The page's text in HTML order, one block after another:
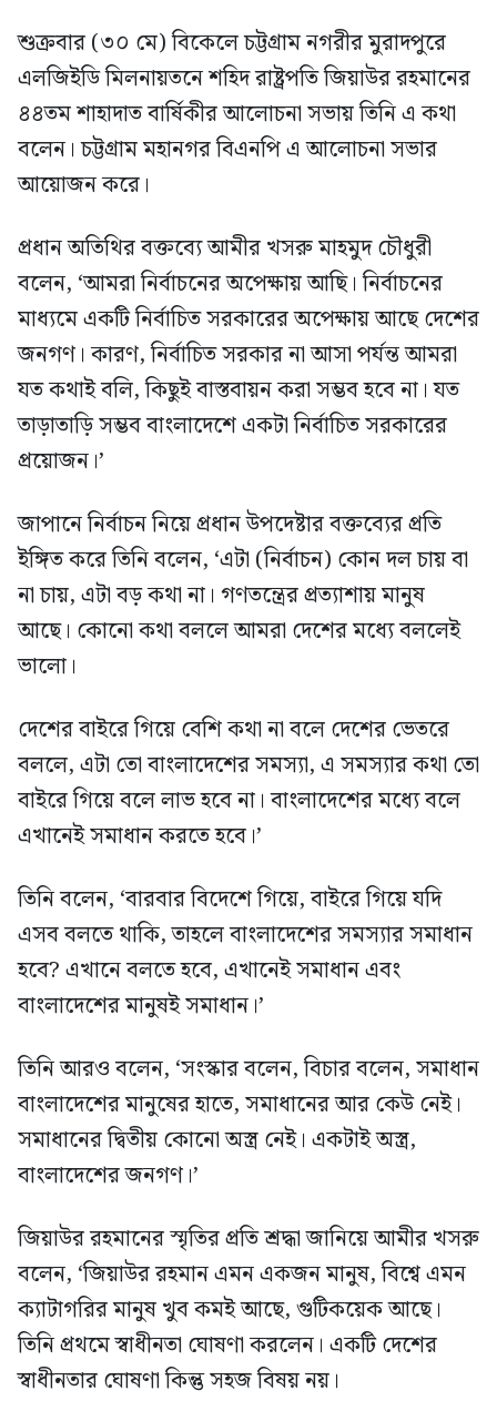
শুক্রবার (৩০ মে) বিকেলে চট্টগ্রাম নগরীর মুরাদপুরে
এলজিইডি মিলনায়তনে শহিদ রাষ্ট্রপতি জিয়াউর রহমানের
৪৪তম শাহাদাত বার্ষিকীর আলোচনা সভায় তিনি এ কথা
বলেন। চট্টগ্রাম মহানগর বিএনপি এ আলোচনা সভার
আয়োজন করে।
প্রধান অতিথির বক্তব্যে আমীর খসরু মাহমুদ চৌধুরী
বলেন, ‘আমরা নির্বাচনের অপেক্ষায় আছি। নির্বাচনের
মাধ্যমে একটি নির্বাচিত সরকারের অপেক্ষায় আছে দেশের
জনগণ। কারণ, নির্বাচিত সরকার না আসা পর্যন্ত আমরা
যত কথাই বলি, কিছুই বাস্তবায়ন করা সম্ভব হবে না। যত
তাড়াতাড়ি সম্ভব বাংলাদেশে একটা নির্বাচিত সরকারের
প্রয়োজন।’
জাপানে নির্বাচন নিয়ে প্রধান উপদেষ্টার বক্তব্যের প্রতি
ইঙ্গিত করে তিনি বলেন, ‘এটা (নির্বাচন) কোন দল চায় বা
না চায়, এটা বড় কথা না। গণতন্ত্রের প্রত্যাশায় মানুষ
আছে। কোনো কথা বললে আমরা দেশের মধ্যে বললেই
ভালো।
দেশের বাইরে গিয়ে বেশি কথা না বলে দেশের ভেতরে
বললে, এটা তো বাংলাদেশের সমস্যা, এ সমস্যার কথা তো
বাইরে গিয়ে বলে লাভ হবে না। বাংলাদেশের মধ্যে বলে
এখানেই সমাধান করতে হবে।’
তিনি বলেন, ‘বারবার বিদেশে গিয়ে, বাইরে গিয়ে যদি
এসব বলতে থাকি, তাহলে বাংলাদেশের সমস্যার সমাধান
হবে? এখানে বলতে হবে, এখানেই সমাধান এবং
বাংলাদেশের মানুষই সমাধান।’
তিনি আরও বলেন, ‘সংস্কার বলেন, বিচার বলেন, সমাধান
বাংলাদেশের মানুষের হাতে, সমাধানের আর কেউ নেই।
সমাধানের দ্বিতীয় কোনো অস্ত্র নেই। একটাই অস্ত্র,
বাংলাদেশের জনগণ।’
জিয়াউর রহমানের স্মৃতির প্রতি শ্রদ্ধা জানিয়ে আমীর খসরু
বলেন, ‘জিয়াউর রহমান এমন একজন মানুষ, বিশ্বে এমন
ক্যাটাগরির মানুষ খুব কমই আছে, গুটিকয়েক আছে।
তিনি প্রথমে স্বাধীনতা ঘোষণা করলেন। একটি দেশের
স্বাধীনতার ঘোষণা কিন্তু সহজ বিষয় নয়।